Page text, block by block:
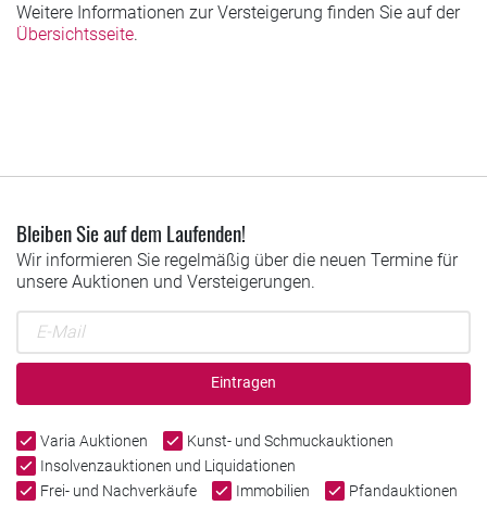
Weitere Informationen zur Versteigerung finden Sie auf der
Übersichtsseite.
Bleiben Sie auf dem Laufenden!
Wir informieren Sie regelmäßig über die neuen Termine für
unsere Auktionen und Versteigerungen.
Eintragen
Varia Auktionen
Kunst- und Schmuckauktionen
Insolvenzauktionen und Liquidationen
Frei- und Nachverkäufe
Immobilien Pfandauktionen